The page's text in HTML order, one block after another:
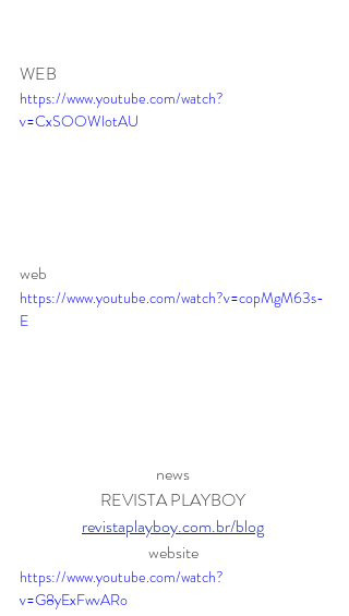
WEB
https://www.youtube.com/watch?
v=CxSOOWlotAU
web
https://www.youtube.com/watch?v=copMgM63s-
E
news
REVISTA PLAYBOY
revistaplayboy.com.br/blog
website
https://www.youtube.com/watch?
v=G8yExFwvARo